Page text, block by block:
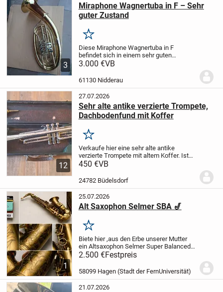
3
Miraphone Wagnertuba in F – Sehr
guter Zustand
Merken
Diese Miraphone Wagnertuba in F
befindet sich in einem sehr guten
Gesamtzustand und wurde gut gepflegt.
Gebrauchsspuren auf, darunter einige
3.000 €VB
61130 Nidderau
12
27.07.2026
Sehr alte antike verzierte Trompete,
Dachbodenfund mit Koffer
Merken
Verkaufe hier eine sehr alte antike
verzierte Trompete mit altem Koffer.Ist
ein Dachbodenfund.
Modell es sich handelt. Bin da Laie.
450 €VB
24782 Büdelsdorf
1
25.07.2026
Alt Saxophon Selmer SBA 🎷
Merken
Biete hier ,aus den Erbe unserer Mutter
ein Altsaxophon Selmer Super Balanced
Action zum Verkauf an.
Firma,die es Überholt hat,um die 1950.
Das ist un einem spielbereiten...
2.500 €Festpreis
58099 Hagen (Stadt der FernUniversität)
21.07.2026